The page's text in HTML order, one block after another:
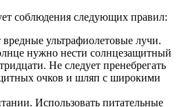
соблюдения следующих правил:
ультрафиолетовые лучи.
нужно нести солнцезащитный
Не следует пренебрегать
очков и шляп с широкими
Использовать питательные